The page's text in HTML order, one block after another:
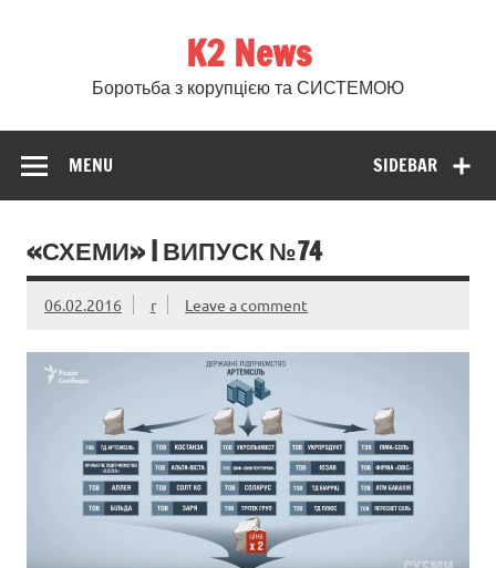
K2 News
Боротьба з корупцією та СИСТЕМОЮ
SIDEBAR
MENU
«СХЕМИ» | ВИПУСК №74
06.02.2016 r Leave a comment